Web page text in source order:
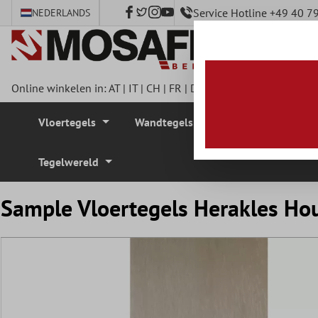
hoofdinhoud
NEDERLANDS Service Hotline +49 40
Online winkelen in:AT| IT| CH | FR | DE
Vloertegels Wandtegels
Tegelwereld
Sample Vloertegels Herakles